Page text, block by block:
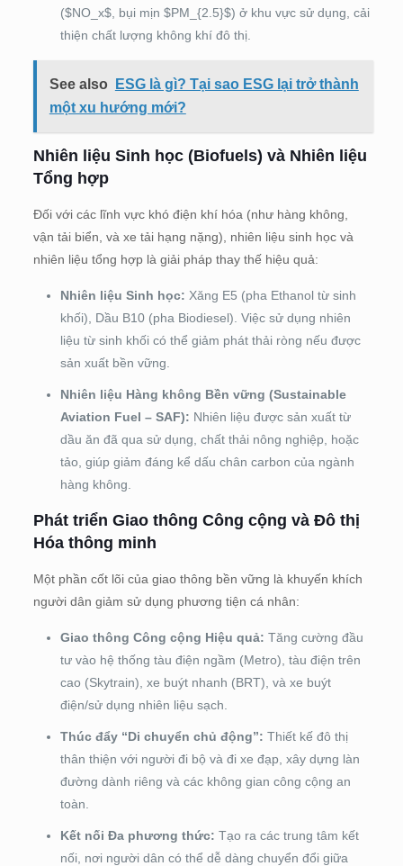
($NO_x$, bụi mịn $PM_{2.5}$) ở khu vực sử dụng, cải
thiện chất lượng không khí đô thị.
See also
ESG là gì? Tại sao ESG lại trở thành
một xu hướng mới?
Nhiên liệu Sinh học (Biofuels) và Nhiên liệu
Tổng hợp
Đối với các lĩnh vực khó điện khí hóa (như hàng không,
vận tải biển, và xe tải hạng nặng), nhiên liệu sinh học và
nhiên liệu tổng hợp là giải pháp thay thế hiệu quả:
Nhiên liệu Sinh học: Xăng E5 (pha Ethanol từ sinh
khối), Dầu B10 (pha Biodiesel). Việc sử dụng nhiên
liệu từ sinh khối có thể giảm phát thải ròng nếu được
sản xuất bền vững.
Nhiên liệu Hàng không Bền vững (Sustainable
Aviation Fuel – SAF): Nhiên liệu được sản xuất từ
dầu ăn đã qua sử dụng, chất thải nông nghiệp, hoặc
tảo, giúp giảm đáng kể dấu chân carbon của ngành
hàng không.
Phát triển Giao thông Công cộng và Đô thị
Hóa thông minh
Một phần cốt lõi của giao thông bền vững là khuyến khích
người dân giảm sử dụng phương tiện cá nhân:
Giao thông Công cộng Hiệu quả: Tăng cường đầu
tư vào hệ thống tàu điện ngầm (Metro), tàu điện trên
cao (Skytrain), xe buýt nhanh (BRT), và xe buýt
điện/sử dụng nhiên liệu sạch.
Thúc đẩy “Di chuyển chủ động”: Thiết kế đô thị
thân thiện với người đi bộ và đi xe đạp, xây dựng làn
đường dành riêng và các không gian công cộng an
toàn.
Kết nối Đa phương thức: Tạo ra các trung tâm kết
nối, nơi người dân có thể dễ dàng chuyển đổi giữa